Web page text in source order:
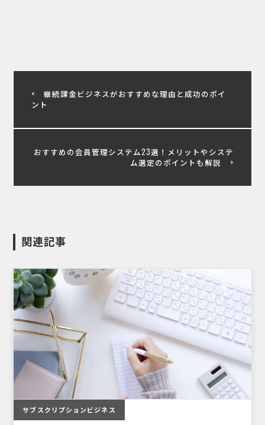
継続課金ビジネスがおすすめな理由と成功のポイ
ント
おすすめの会員管理システム23選！メリットやシステ
ム選定のポイントも解説
関連記事
サブスクリプションビジネス